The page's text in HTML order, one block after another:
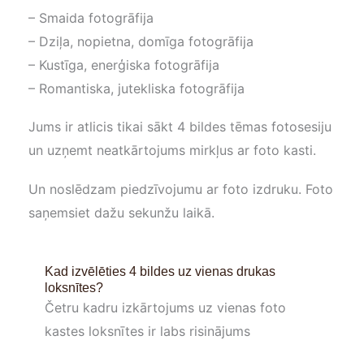
– Smaida fotogrāfija
– Dziļa, nopietna, domīga fotogrāfija
– Kustīga, enerģiska fotogrāfija
– Romantiska, jutekliska fotogrāfija
Jums ir atlicis tikai sākt 4 bildes tēmas fotosesiju
un uzņemt neatkārtojums mirkļus ar foto kasti.
Un noslēdzam piedzīvojumu ar foto izdruku. Foto
saņemsiet dažu sekunžu laikā.
Kad izvēlēties 4 bildes uz vienas drukas
loksnītes?
Četru kadru izkārtojums uz vienas foto
kastes loksnītes ir labs risinājums